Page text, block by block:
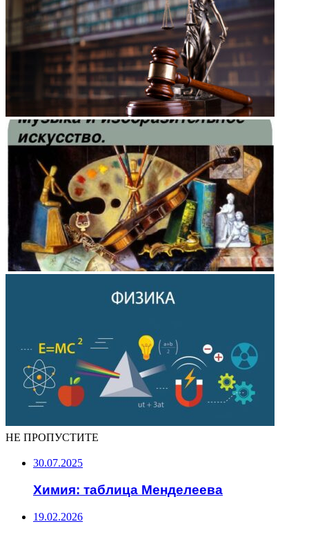
НЕ ПРОПУСТИТЕ
30.07.2025
Химия: таблица Менделеева
19.02.2026